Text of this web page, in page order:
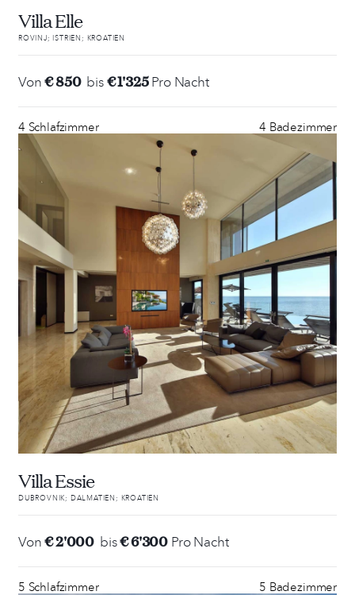
Villa Elle
ROVINJ; ISTRIEN; KROATIEN
Von€ 850 bis€ 1'325Pro Nacht
4 Schlafzimmer 4 Badezimmer
Villa Essie
DUBROVNIK; DALMATIEN; KROATIEN
Von€ 2'000 bis€ 6'300 Pro Nacht
5 Schlafzimmer 5 Badezimmer